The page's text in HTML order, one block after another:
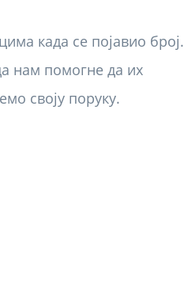
када се појавио број.
нам помогне да их
своју поруку.